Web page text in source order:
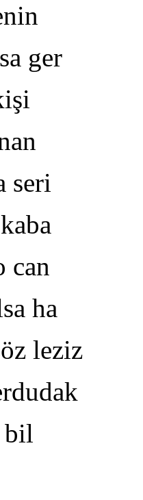
zenin
olsa ger
kişi
zenan
seri
kaba
o can
olsa ha
söz leziz
bil